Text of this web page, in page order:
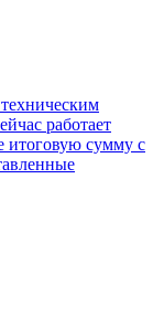
работает
итоговую сумму с